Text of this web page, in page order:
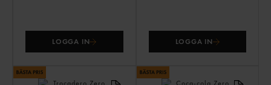
LOGGA IN LOGGA IN